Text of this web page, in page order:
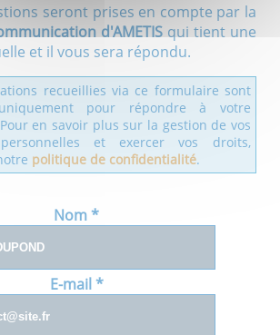
seront prises en compte par la
d'AMETIS qui tient une
et il vous sera répondu.
recueillies via ce formulaire sont
pour répondre à votre
en savoir plus sur la gestion de vos
et exercer vos droits,
politique de confidentialité.
Nom*
E-mail *